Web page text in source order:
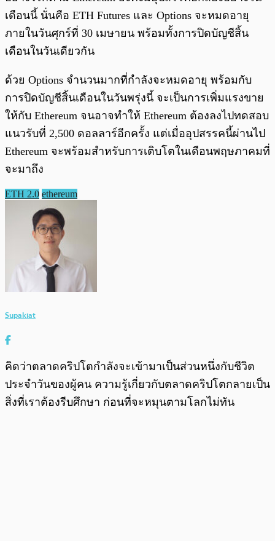
เดือนนี้ นั่นคือ ETH Futures และ Options จะหมดอายุ
ภายในวันศุกร์ที่ 30 เมษายน พร้อมทั้งการปิดบัญชีสิ้น
เดือนในวันเดียวกัน
ด้วย Options จำนวนมากที่กำลังจะหมดอายุ พร้อมกับ
การปิดบัญชีสิ้นเดือนในวันพรุ่งนี้ จะเป็นการเพิ่มแรงขาย
ให้กับ Ethereum จนอาจทำให้ Ethereum ต้องลงไปทดสอบ
แนวรับที่ 2,500 ดอลลาร์อีกครั้ง แต่เมื่ออุปสรรคนี้ผ่านไป
Ethereum จะพร้อมสำหรับการเติบโตในเดือนพฤษภาคมที่
จะมาถึง
ETH 2.0 ethereum
Supakiat
คิดว่าตลาดคริปโตกำลังจะเข้ามาเป็นส่วนหนึ่งกับชีวิต
ประจำวันของผู้คน ความรู้เกี่ยวกับตลาดคริปโตกลายเป็น
สิ่งที่เราต้องรีบศึกษา ก่อนที่จะหมุนตามโลกไม่ทัน